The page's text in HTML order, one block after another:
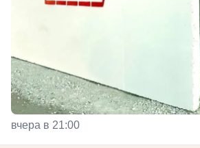
вчера в 21:00